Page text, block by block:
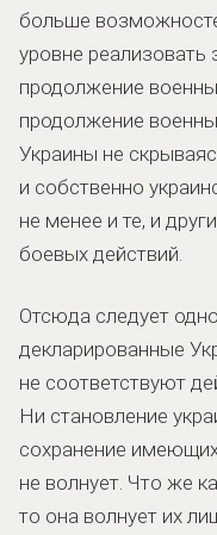
больше
уровне
продолжение
продолжение
Украины не
и собственно
не менее и те, и
боевых действий.
Отсюда следует
декларированные
не соответствуют
Ни становление
сохранение
не волнует. Что же
то она волнует их